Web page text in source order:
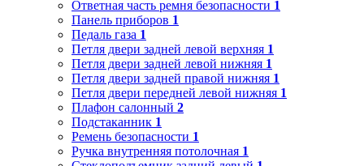
Ответная часть ремня безопасности 1
Панель приборов 1
Педаль газа 1
Петля двери задней левой верхняя 1
Петля двери задней левой нижняя 1
Петля двери задней правой нижняя 1
Петля двери передней левой нижняя 1
Плафон салонный 2
Подстаканник 1
Ремень безопасности 1
Ручка внутренняя потолочная 1